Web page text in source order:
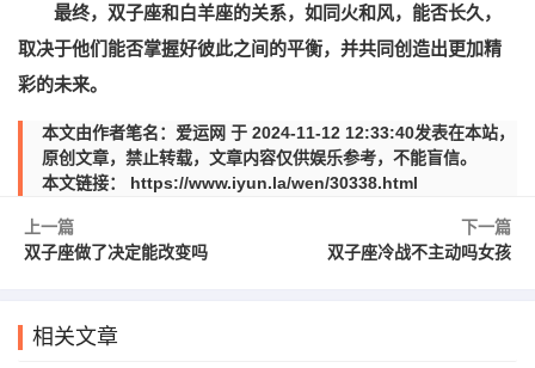
最终，双子座和白羊座的关系，如同火和风，能否长久，
取决于他们能否掌握好彼此之间的平衡，并共同创造出更加精
彩的未来。
本文由作者笔名：爱运网 于 2024-11-12 12:33:40发表在本站，
原创文章，禁止转载，文章内容仅供娱乐参考，不能盲信。
本文链接： https://www.iyun.la/wen/30338.html
上一篇
双子座做了决定能改变吗
下一篇
双子座冷战不主动吗女孩
相关文章